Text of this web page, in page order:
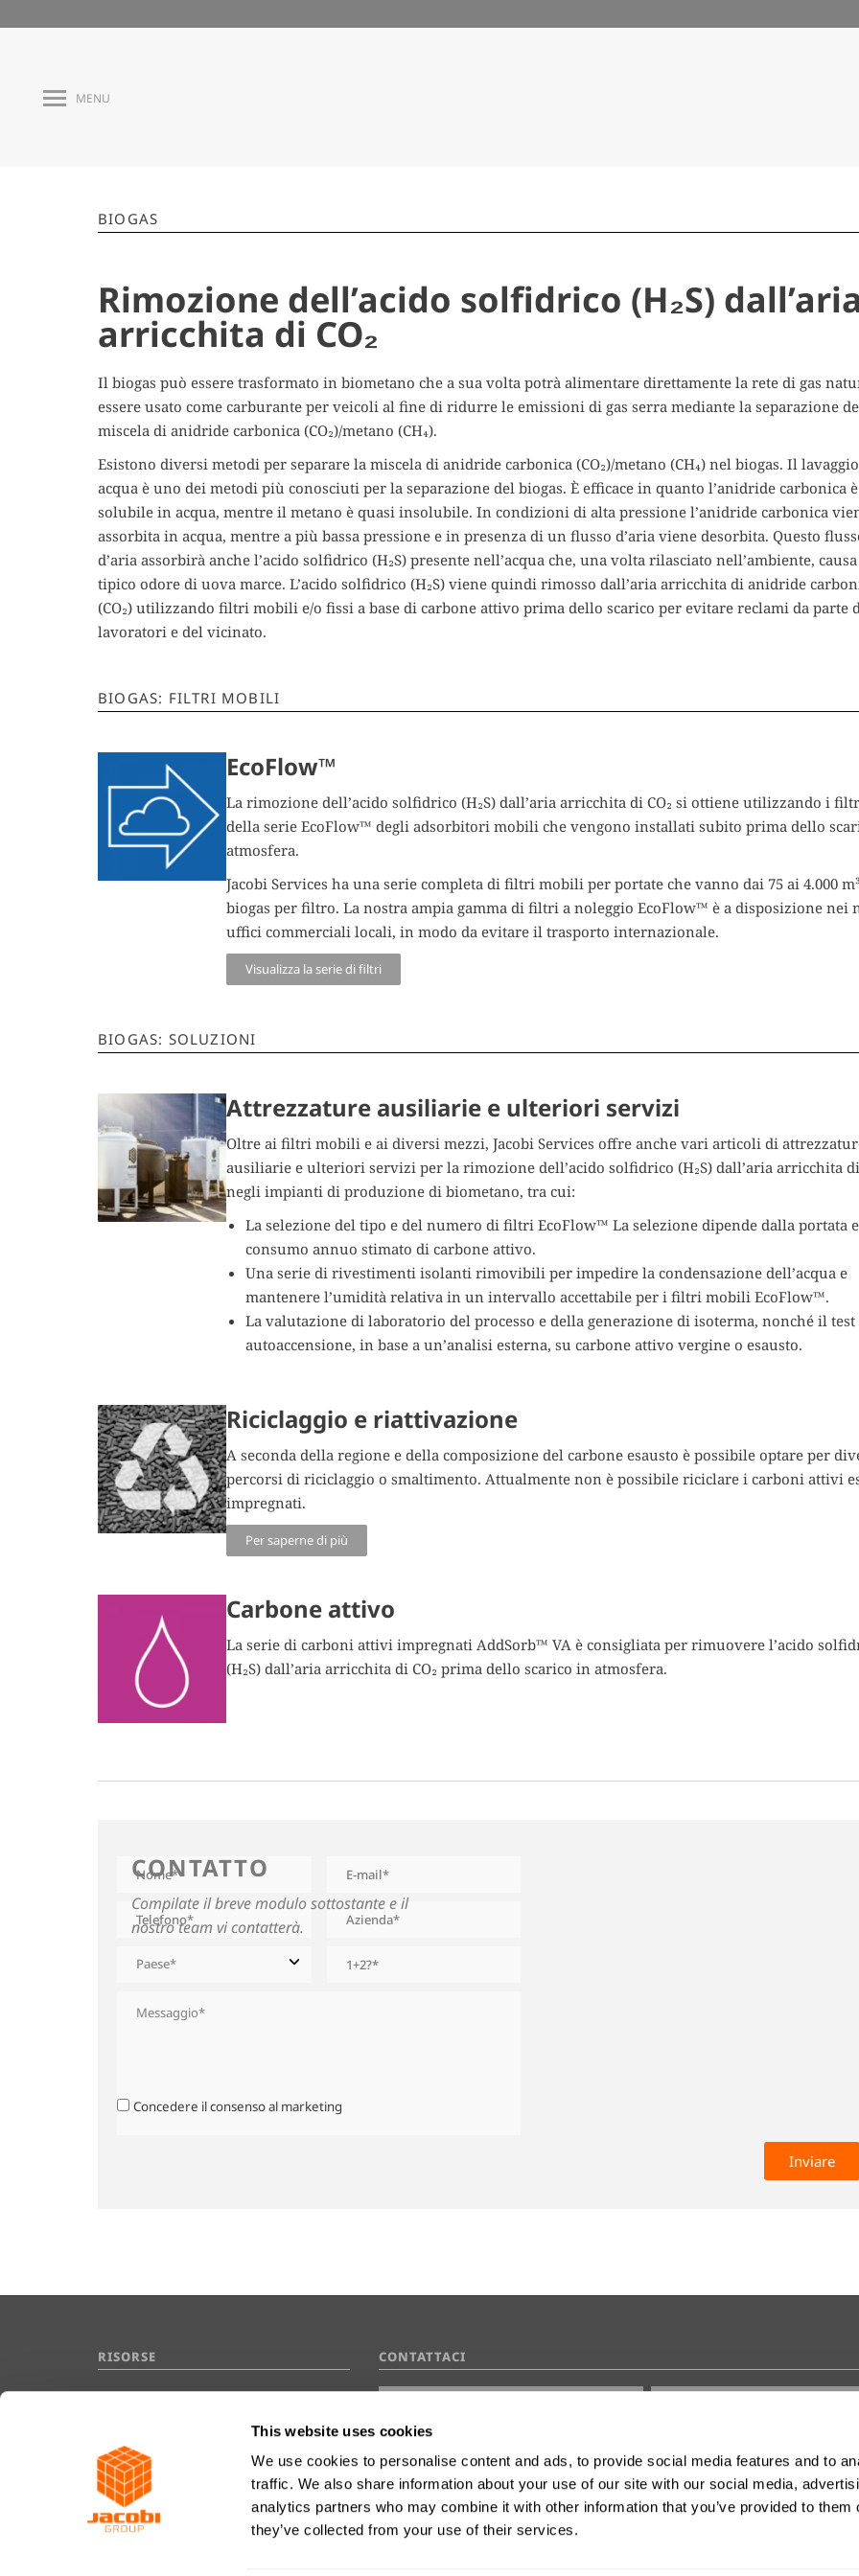
This website uses cookies
We use cookies to personalise content and ads, to provide social media features and to
traffic. We also share information about your use of our site with our social media,
analytics partners who may combine it with other information that you’ve provided to them
they’ve collected from your use of their services.
MENU
BIOGAS
Rimozione dell’acido solfidrico (H₂S) dall’aria
arricchita di CO₂
Il biogas può essere trasformato in biometano che a sua volta potrà alimentare direttamente la rete di gas
essere usato come carburante per veicoli al fine di ridurre le emissioni di gas serra mediante la separazione
miscela di anidride carbonica (CO₂)/metano (CH₄).
Esistono diversi metodi per separare la miscela di anidride carbonica (CO₂)/metano (CH₄) nel biogas. Il
acqua è uno dei metodi più conosciuti per la separazione del biogas. È efficace in quanto l’anidride carbonica è
solubile in acqua, mentre il metano è quasi insolubile. In condizioni di alta pressione l’anidride carbonica
assorbita in acqua, mentre a più bassa pressione e in presenza di un flusso d’aria viene desorbita. Questo
d’aria assorbirà anche l’acido solfidrico (H₂S) presente nell’acqua che, una volta rilasciato nell’ambiente,
tipico odore di uova marce. L’acido solfidrico (H₂S) viene quindi rimosso dall’aria arricchita di anidride
(CO₂) utilizzando filtri mobili e/o fissi a base di carbone attivo prima dello scarico per evitare reclami da parte
lavoratori e del vicinato.
BIOGAS: FILTRI MOBILI
EcoFlow™
La rimozione dell’acido solfidrico (H₂S) dall’aria arricchita di CO₂ si ottiene utilizzando i
della serie EcoFlow™ degli adsorbitori mobili che vengono installati subito prima dello
atmosfera.
Jacobi Services ha una serie completa di filtri mobili per portate che vanno dai 75 ai 4.000
biogas per filtro. La nostra ampia gamma di filtri a noleggio EcoFlow™ è a disposizione nei
uffici commerciali locali, in modo da evitare il trasporto internazionale.
Visualizza la serie di filtri
BIOGAS: SOLUZIONI
Attrezzature ausiliarie e ulteriori servizi
Oltre ai filtri mobili e ai diversi mezzi, Jacobi Services offre anche vari articoli di
ausiliarie e ulteriori servizi per la rimozione dell’acido solfidrico (H₂S) dall’aria arricchita di
negli impianti di produzione di biometano, tra cui:
La selezione del tipo e del numero di filtri EcoFlow™ La selezione dipende dalla portata
consumo annuo stimato di carbone attivo.
Una serie di rivestimenti isolanti rimovibili per impedire la condensazione dell’acqua e
mantenere l’umidità relativa in un intervallo accettabile per i filtri mobili EcoFlow™.
La valutazione di laboratorio del processo e della generazione di isoterma, nonché il test
autoaccensione, in base a un’analisi esterna, su carbone attivo vergine o esausto.
Riciclaggio e riattivazione
A seconda della regione e della composizione del carbone esausto è possibile optare per
percorsi di riciclaggio o smaltimento. Attualmente non è possibile riciclare i carboni attivi
impregnati.
Per saperne di più
Carbone attivo
La serie di carboni attivi impregnati AddSorb™ VA è consigliata per rimuovere l’acido
(H₂S) dall’aria arricchita di CO₂ prima dello scarico in atmosfera.
CONTATTO
Compilate il breve modulo sottostante e il
nostro team vi contatterà.
Concedere il consenso al marketing
RISORSE CONTATTACI
0 di 2000 numero massimo di caratteri
Concedere il consenso al marketing